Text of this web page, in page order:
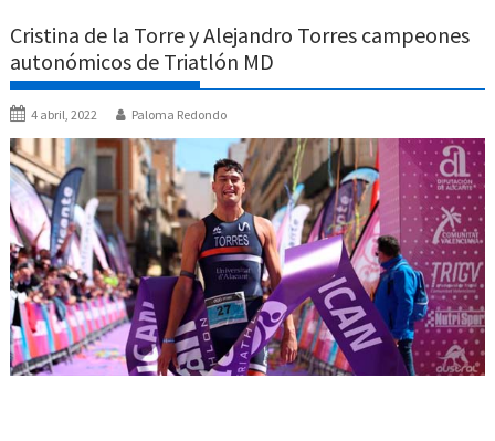
Cristina de la Torre y Alejandro Torres campeones
autonómicos de Triatlón MD
4 abril, 2022 Paloma Redondo